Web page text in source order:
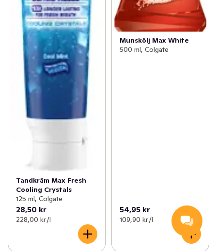
Tandkräm Max Fresh
Cooling Crystals
125 ml, Colgate
28,50 kr
228,00 kr /l
Munskölj Max White
500 ml, Colgate
54,95 kr
109,90 kr /l